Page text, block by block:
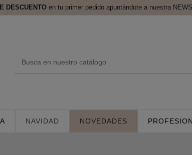
DESCUENTOen tu primer pedido apuntándote a nuestra
NAVIDAD NOVEDADES